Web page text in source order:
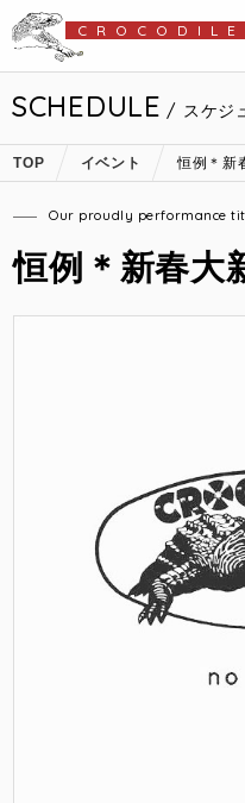
CROCODILE
SCHEDULE / スケジ
TOP イベント 恒例＊新
Our proudly performance
恒例＊新春大